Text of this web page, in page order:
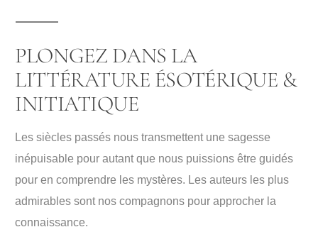
PLONGEZ DANS LA
LITTÉRATURE ÉSOTÉRIQUE &
INITIATIQUE
Les siècles passés nous transmettent une sagesse
inépuisable pour autant que nous puissions être guidés
pour en comprendre les mystères. Les auteurs les plus
admirables sont nos compagnons pour approcher la
connaissance.